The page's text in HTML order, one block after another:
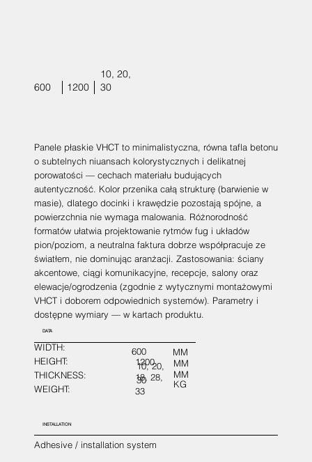
600 1200
10, 20,
30
Panele płaskie VHCT to minimalistyczna, równa tafla betonu
o subtelnych niuansach kolorystycznych i delikatnej
porowatości — cechach materiału budujących
autentyczność. Kolor przenika całą strukturę (barwienie w
masie), dlatego docinki i krawędzie pozostają spójne, a
powierzchnia nie wymaga malowania. Różnorodność
formatów ułatwia projektowanie rytmów fug i układów
pion/poziom, a neutralna faktura dobrze współpracuje ze
światłem, nie dominując aranżacji. Zastosowania: ściany
akcentowe, ciągi komunikacyjne, recepcje, salony oraz
elewacje/ogrodzenia (zgodnie z wytycznymi montażowymi
VHCT i doborem odpowiednich systemów). Parametry i
dostępne wymiary — w kartach produktu.
DATA
WIDTH:
HEIGHT:
THICKNESS:
WEIGHT:
1200
600
10, 20,
30
18, 28,
33
MM
MM
MM
KG
Adhesive / installation system
INSTALLATION